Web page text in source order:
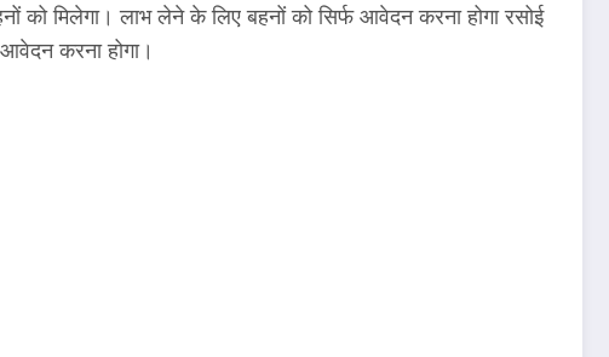
को मिलेगा। लाभ लेने के लिए बहनों को सिर्फ आवेदन करना होगा रसोई
करना होगा।